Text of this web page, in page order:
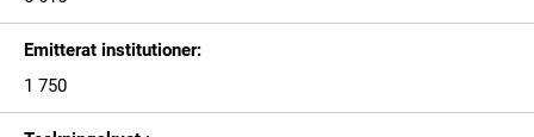
Emitterat institutioner:
1 750